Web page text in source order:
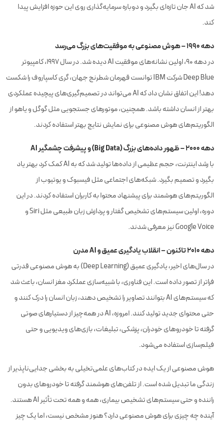
شد که AI جان تازه‌ای بگیرد و دوباره سرمایه‌گذاری روی این حوزه افزایش پیدا
کند.
دهه ۱۹۹۰ – هوش مصنوعی به موفقیت‌های بزرگ می‌رسد
در دهه ۹۰، اولین نشانه‌های موفقیت AI دیده شد. در سال ۱۹۹۷، کامپیوتر
Deep Blue شرکت IBM توانست قهرمان شطرنج جهان، گری کاسپاروف را شکست
دهد! این اتفاق نشان داد که AI می‌تواند در تصمیم‌گیری‌های پیچیده عملکردی
بهتر از انسان داشته باشد. همچنین، موتورهای جستجویی مثل گوگل و یاهو از
الگوریتم‌های هوش مصنوعی برای نمایش نتایج بهتر استفاده کردند.
دهه ۲۰۰۰ – ظهور داده‌های بزرگ (Big Data) و پیشرفت چشمگیر AI
با رشد اینترنت، حجم عظیمی از داده‌ها تولید شد که به AI کمک کرد بهتر یاد
بگیرد و تصمیم بگیرد. شبکه‌های اجتماعی مثل فیسبوک و یوتیوب از
الگوریتم‌های هوشمند برای پیشنهاد محتوا به کاربران استفاده کردند. در این
دوره، اولین سیستم‌های تشخیص گفتار و پردازش زبان طبیعی مثل Siri و
Google Voice نیز معرفی شدند.
دهه ۲۰۱۰ تاکنون – انقلاب یادگیری عمیق و AI مدرن
در سال‌های اخیر، یادگیری عمیق (Deep Learning) به هوش مصنوعی قدرتی
فراتر از تصور داده است. این فناوری، با شبیه‌سازی عملکرد مغز انسان، باعث شد
که سیستم‌های AI بتوانند تصاویر را تشخیص دهند، زبان انسان را درک کنند و
حتی محتوای جدید تولید کنند. امروزه، AI در همه‌چیز از دستیارهای صوتی
گرفته تا خودروهای خودران، پزشکی، تبلیغات، بازی‌های ویدیویی و حتی
فیلم‌سازی استفاده می‌شود.
هوش مصنوعی از یک ایده در کتاب‌های علمی‌تخیلی به بخشی جدایی‌ناپذیر از
زندگی ما تبدیل شده است. از تلفن‌های هوشمند گرفته تا خودروهای بدون
راننده و حتی سیستم‌های تشخیص بیماری، همه و همه تحت تأثیر AI هستند.
آینده چه چیزی برای هوش مصنوعی دارد؟ هنوز مشخص نیست، اما یک چیز